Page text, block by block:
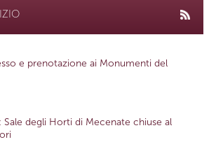
e prenotazione ai Monumenti del
Sale degli Horti di Mecenate chiuse al